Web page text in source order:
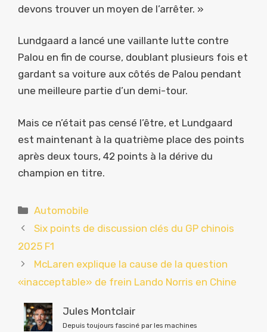
devons trouver un moyen de l’arrêter. »
Lundgaard a lancé une vaillante lutte contre
Palou en fin de course, doublant plusieurs fois et
gardant sa voiture aux côtés de Palou pendant
une meilleure partie d’un demi-tour.
Mais ce n’était pas censé l’être, et Lundgaard
est maintenant à la quatrième place des points
après deux tours, 42 points à la dérive du
champion en titre.
Catégories
Automobile
Six points de discussion clés du GP chinois
2025 F1
McLaren explique la cause de la question
«inacceptable» de frein Lando Norris en Chine
Jules Montclair
Depuis toujours fasciné par les machines